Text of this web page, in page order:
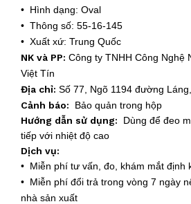
• Hình dạng: Oval
• Thông số: 55-16-145
• Xuất xứ: Trung Quốc
NK và PP: Công ty TNHH Công Nghệ
Việt Tín
Địa chỉ: Số 77, Ngõ 1194 đường
Cảnh báo: Bảo quản trong hộp
Hướng dẫn sử dụng: Dùng để đeo
tiếp với nhiệt độ cao
Dịch vụ:
• Miễn phí tư vấn, đo, khám mắt định
• Miễn phí đổi trả trong vòng 7 ngày
nhà sản xuất